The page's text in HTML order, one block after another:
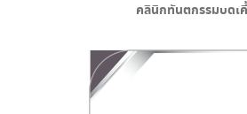
คลินิกทันตกรรมบดเ